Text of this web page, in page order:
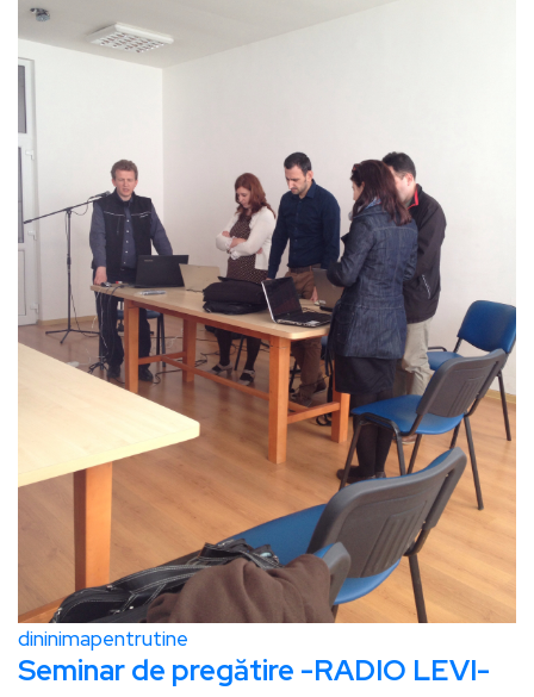
dininimapentrutine
Seminar de pregătire -RADIO LEVI-